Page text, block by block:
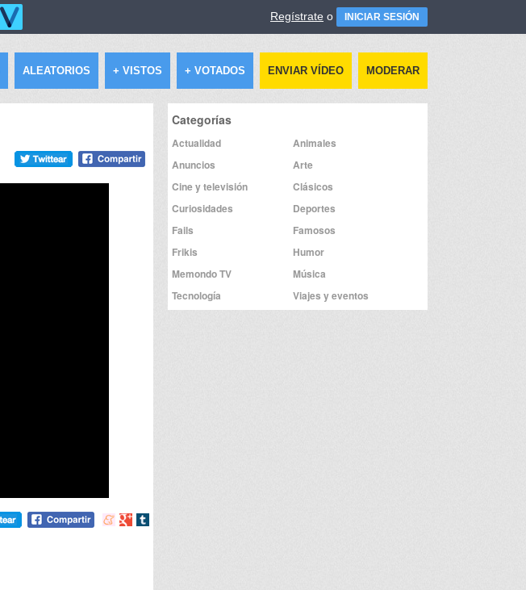
Regístrate o INICIAR SESIÓN
ALEATORIOS + VISTOS + VOTADOS ENVIAR VÍDEO MODERAR
Compartir
Compartir
Compartir
Categorías
Actualidad
Animales
Anuncios
Arte
Cine y televisión
Clásicos
Curiosidades
Deportes
Fails
Famosos
Frikis
Humor
Memondo TV
Música
Tecnología
Viajes y eventos